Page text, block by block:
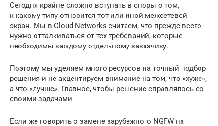
Сегодня крайне сложно вступать в споры о том,
к какому типу относится тот или иной межсетевой
экран. Мы в Cloud Networks считаем, что прежде всего
нужно отталкиваться от тех требований, которые
необходимы каждому отдельному заказчику.
Поэтому мы уделяем много ресурсов на точный подбор
решения и не акцентируем внимание на том, что «хуже»,
а что «лучше». Главное, чтобы решение справлялось со
своими задачами
Если же говорить о замене зарубежного NGFW на